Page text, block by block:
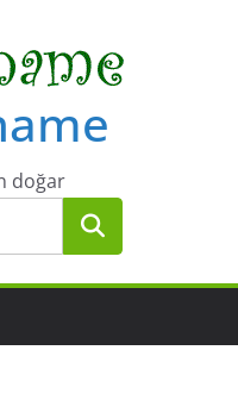
doğar